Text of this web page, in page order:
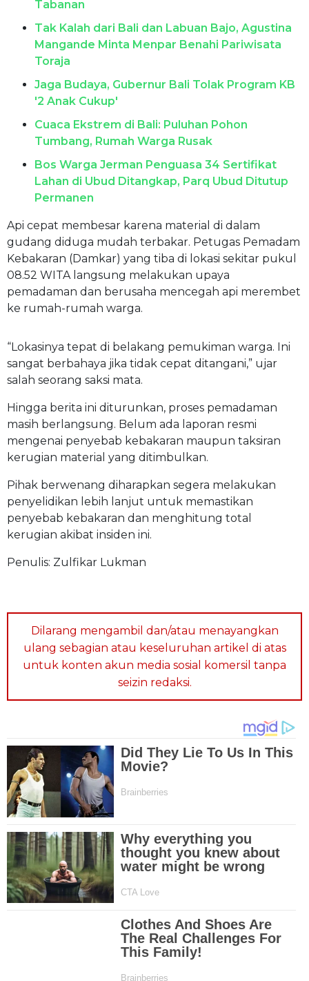
Tabanan
Tak Kalah dari Bali dan Labuan Bajo, Agustina
Mangande Minta Menpar Benahi Pariwisata
Toraja
Jaga Budaya, Gubernur Bali Tolak Program KB
'2 Anak Cukup'
Cuaca Ekstrem di Bali: Puluhan Pohon
Tumbang, Rumah Warga Rusak
Bos Warga Jerman Penguasa 34 Sertifikat
Lahan di Ubud Ditangkap, Parq Ubud Ditutup
Permanen
Api cepat membesar karena material di dalam
gudang diduga mudah terbakar. Petugas Pemadam
Kebakaran (Damkar) yang tiba di lokasi sekitar pukul
08.52 WITA langsung melakukan upaya
pemadaman dan berusaha mencegah api merembet
ke rumah-rumah warga.
“Lokasinya tepat di belakang pemukiman warga. Ini
sangat berbahaya jika tidak cepat ditangani,” ujar
salah seorang saksi mata.
Hingga berita ini diturunkan, proses pemadaman
masih berlangsung. Belum ada laporan resmi
mengenai penyebab kebakaran maupun taksiran
kerugian material yang ditimbulkan.
Pihak berwenang diharapkan segera melakukan
penyelidikan lebih lanjut untuk memastikan
penyebab kebakaran dan menghitung total
kerugian akibat insiden ini.
Penulis: Zulfikar Lukman
Dilarang mengambil dan/atau menayangkan
ulang sebagian atau keseluruhan artikel di atas
untuk konten akun media sosial komersil tanpa
seizin redaksi.